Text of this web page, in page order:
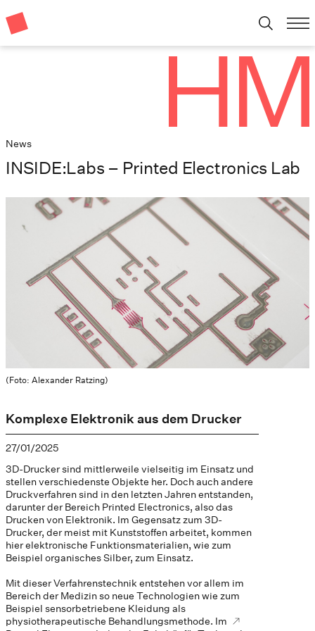
News
INSIDE:Labs – Printed Electronics Lab
(Foto: Alexander Ratzing)
Komplexe Elektronik aus dem Drucker
27/01/2025
3D-Drucker sind mittlerweile vielseitig im Einsatz und
stellen verschiedenste Objekte her. Doch auch andere
Druckverfahren sind in den letzten Jahren entstanden,
darunter der Bereich Printed Electronics, also das
Drucken von Elektronik. Im Gegensatz zum 3D-
Drucker, der meist mit Kunststoffen arbeitet, kommen
hier elektronische Funktionsmaterialien, wie zum
Beispiel organisches Silber, zum Einsatz.
Mit dieser Verfahrenstechnik entstehen vor allem im
Bereich der Medizin so neue Technologien wie zum
Beispiel sensorbetriebene Kleidung als
physiotherapeutische Behandlungsmethode. Im